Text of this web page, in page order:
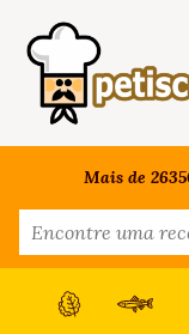
Mais de